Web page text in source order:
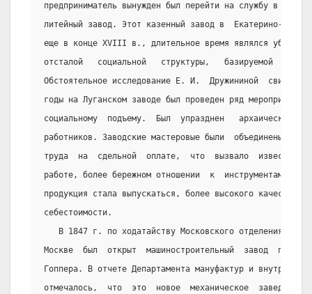
предприниматель вынужден был перейти на службу в
литейный завод. Этот казенный завод в  Екатерино-
еще в конце XVIII в., длительное время являлся
отсталой   социальной   структуры,   базируемой   на
Обстоятельное исследование Е. И.  Дружининой
годы на Луганском заводе был проведен ряд мероприятий
социальному  подъему.  Был  упразднен   архаический
работников. Заводские мастеровые были  объединены  в
труда  на  сдельной  оплате,  что  вызвало  известную
работе, более бережном отношении  к  инструментам.  В
продукция стала выпускаться, более высокого качества
себестоимости.
В 1847 г. по ходатайству Московского отделения
Москве  был  открыт  машиностроительный  завод
Гоппера. В отчете Департамента мануфактур и
отмечалось,  что  это  новое  механическое  заведение